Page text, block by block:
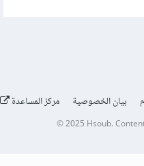
بيان الخصوصية مركز المساعدة
© 2025 Hsoub.